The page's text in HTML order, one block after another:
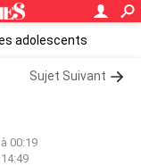
adolescents
Sujet Suivant
00:19